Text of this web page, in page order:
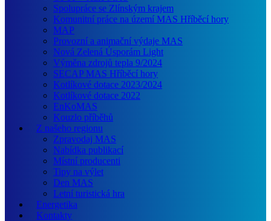
Spolupráce se Zlínským krajem
Komunitní práce na území MAS Hříběcí hory
MAP
Provozní a animační výdaje MAS
Nová Zelená Úsporám Light
Výměna zdrojů tepla 9/2024
SECAP MAS Hříběcí hory
Kotlíkové dotace 2023/2024
Kotlíkové dotace 2022
EnKoMAS
Kouzlo příběhů
Z našeho regionu
Zpravodaj MAS
Nabídka publikací
Místní producenti
Tipy na výlet
Den MAS
Letní turistická hra
Energetika
Kontakty